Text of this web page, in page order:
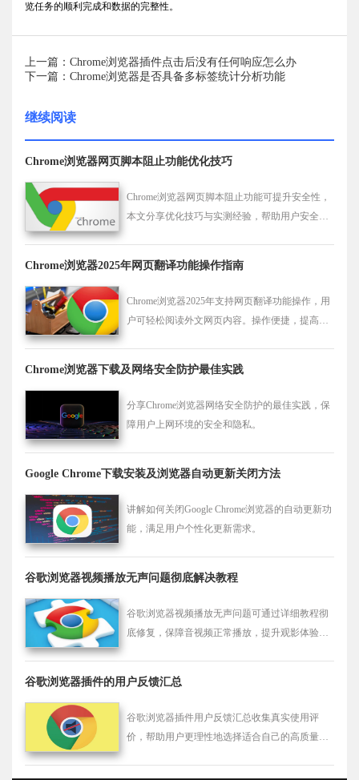
览任务的顺利完成和数据的完整性。
上一篇：Chrome浏览器插件点击后没有任何响应怎么办
下一篇：Chrome浏览器是否具备多标签统计分析功能
继续阅读
Chrome浏览器网页脚本阻止功能优化技巧
Chrome浏览器网页脚本阻止功能可提升安全性，
本文分享优化技巧与实测经验，帮助用户安全流
Chrome浏览器2025年网页翻译功能操作指南
Chrome浏览器2025年支持网页翻译功能操作，用
户可轻松阅读外文网页内容。操作便捷，提高跨
Chrome浏览器下载及网络安全防护最佳实践
分享Chrome浏览器网络安全防护的最佳实践，保
障用户上网环境的安全和隐私。
Google Chrome下载安装及浏览器自动更新关闭方法
讲解如何关闭Google Chrome浏览器的自动更新功
能，满足用户个性化更新需求。
谷歌浏览器视频播放无声问题彻底解决教程
谷歌浏览器视频播放无声问题可通过详细教程彻
底修复，保障音视频正常播放，提升观影体验不
谷歌浏览器插件的用户反馈汇总
谷歌浏览器插件用户反馈汇总收集真实使用评
价，帮助用户更理性地选择适合自己的高质量扩